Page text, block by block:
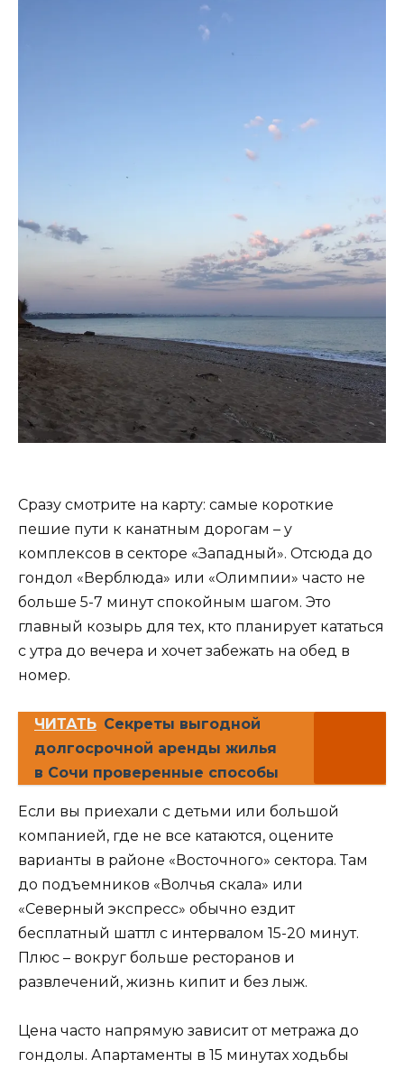
Сразу смотрите на карту: самые короткие
пешие пути к канатным дорогам – у
комплексов в секторе «Западный». Отсюда до
гондол «Верблюда» или «Олимпии» часто не
больше 5-7 минут спокойным шагом. Это
главный козырь для тех, кто планирует кататься
с утра до вечера и хочет забежать на обед в
номер.
ЧИТАТЬ Секреты выгодной
долгосрочной аренды жилья
в Сочи проверенные способы
Если вы приехали с детьми или большой
компанией, где не все катаются, оцените
варианты в районе «Восточного» сектора. Там
до подъемников «Волчья скала» или
«Северный экспресс» обычно ездит
бесплатный шаттл с интервалом 15-20 минут.
Плюс – вокруг больше ресторанов и
развлечений, жизнь кипит и без лыж.
Цена часто напрямую зависит от метража до
гондолы. Апартаменты в 15 минутах ходьбы